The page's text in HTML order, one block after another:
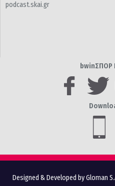
podcast.skai.gr
bwinΣΠΟΡ
Designed & Developed by Gloman